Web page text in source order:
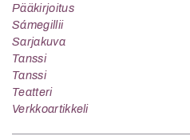
Pääkirjoitus
Sámegillii
Sarjakuva
Tanssi
Tanssi
Teatteri
Verkkoartikkeli